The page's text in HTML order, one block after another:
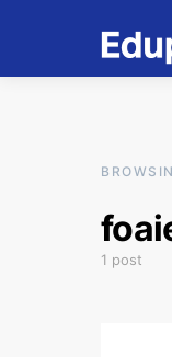
1 post